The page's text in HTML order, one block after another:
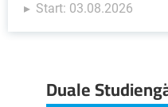
Start: 03.08.2026
Duale